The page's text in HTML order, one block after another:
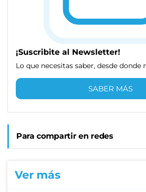
¡Suscribite al Newsletter!
Lo que necesitas saber, desde donde
SABER MÁS
Para compartir en redes
Ver más